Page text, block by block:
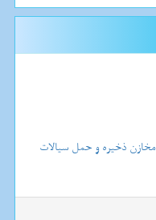
ذخیره و حمل سیالات